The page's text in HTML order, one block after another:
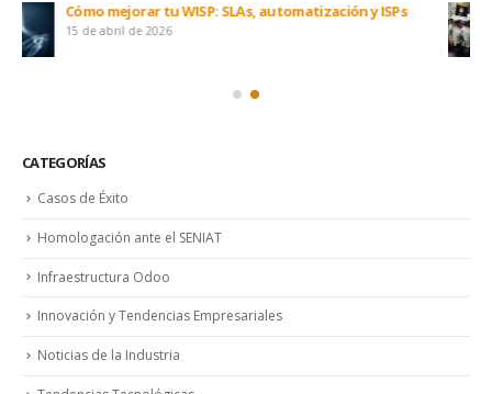
Odoo on-premise con acceso público: guía de seguridad
15 de abril de 2026
CATEGORÍAS
Casos de Éxito
Homologación ante el SENIAT
Infraestructura Odoo
Innovación y Tendencias Empresariales
Noticias de la Industria